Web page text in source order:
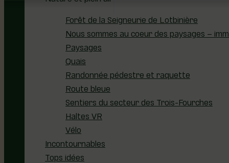
Forêt de la Seigneurie de Lotbinière
Nous sommes au coeur des paysages –
Paysages
Quais
Randonnée pédestre et raquette
Route bleue
Sentiers du secteur des Trois-Fourches
Haltes VR
Vélo
Incontournables
Tops idées